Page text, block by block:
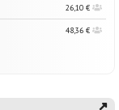
26,10 €
48,36 €